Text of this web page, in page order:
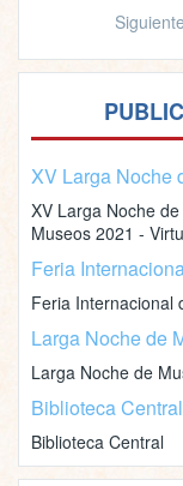
Siguiente
XV Larga Noche
XV Larga Noche
Museos 2021 -
Feria
Feria Internacional
Larga Noche de
Larga Noche de
Biblioteca Central
Biblioteca Central